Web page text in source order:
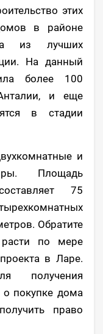
этих
в районе
из лучших
На данный
более 100
и еще
в стадии
и
Площадь
75
Обратите
по мере
в Ларе.
получения
покупке дома
право